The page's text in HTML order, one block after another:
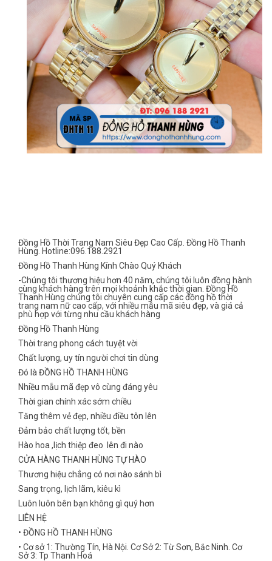
Đồng Hồ Thời Trang Nam Siêu Đẹp Cao Cấp. Đồng Hồ Thanh
Hùng. Hotline:096.188.2921
Đồng Hồ Thanh Hùng Kính Chào Quý Khách
-Chúng tôi thương hiệu hơn 40 năm, chúng tôi luôn đồng hành
cùng khách hàng trên mọi khoảnh khắc thời gian. Đồng Hồ
Thanh Hùng chúng tôi chuyên cung cấp các đồng hồ thời
trang nam nữ cao cấp, với nhiều mẫu mã siêu đẹp, và giá cả
phù hợp với từng nhu cầu khách hàng
Đồng Hồ Thanh Hùng
Thời trang phong cách tuyệt vời
Chất lượng, uy tín người chơi tin dùng
Đó là ĐỒNG HỒ THANH HÙNG
Nhiều mẫu mã đẹp vô cùng đáng yêu
Thời gian chính xác sớm chiều
Tăng thêm vẻ đẹp, nhiều điều tôn lên
Đảm bảo chất lượng tốt, bền
Hào hoa ,lịch thiệp đeo lên đi nào
CỬA HÀNG THANH HÙNG TỰ HÀO
Thương hiệu chẳng có nơi nào sánh bì
Sang trọng, lịch lãm, kiêu kì
Luôn luôn bên bạn không gì quý hơn
LIÊN HỆ
• ĐỒNG HỒ THANH HÙNG
• Cơ sở 1: Thường Tín, Hà Nội. Cơ Sở 2: Từ Sơn, Bắc Ninh. Cơ
Sở 3: Tp Thanh Hoá